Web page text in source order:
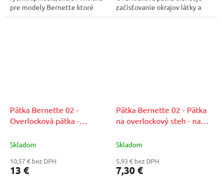
pre modely Bernette ktoré
umožňujú šírku...
začisťovanie okrajov látky a
šije švy podobné...
Pätka Bernette 02 -
Overlocková pätka -
Skladom
10,57 € bez DPH
13 €
Pätka Bernette 02 - Pätka
na overlockový steh - na
Skladom
5,93 € bez DPH
7,30 €